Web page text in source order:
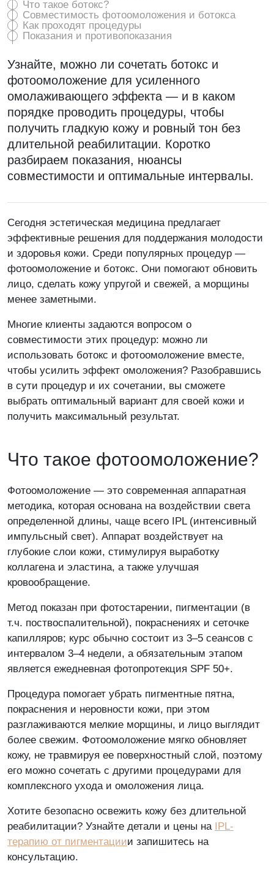
Узнайте, можно ли сочетать ботокс и
фотоомоложение для усиленного
омолаживающего эффекта — и в каком
порядке проводить процедуры, чтобы
получить гладкую кожу и ровный тон без
длительной реабилитации. Коротко
разбираем показания, нюансы
совместимости и оптимальные интервалы.
Сегодня эстетическая медицина предлагает
эффективные решения для поддержания молодости
и здоровья кожи. Среди популярных процедур —
фотоомоложение и ботокс. Они помогают обновить
лицо, сделать кожу упругой и свежей, а морщины
менее заметными.
Многие клиенты задаются вопросом о
совместимости этих процедур: можно ли
использовать ботокс и фотоомоложение вместе,
чтобы усилить эффект омоложения? Разобравшись
в сути процедур и их сочетании, вы сможете
выбрать оптимальный вариант для своей кожи и
получить максимальный результат.
Что такое фотоомоложение?
Фотоомоложение — это современная аппаратная
методика, которая основана на воздействии света
определенной длины, чаще всего IPL (интенсивный
импульсный свет). Аппарат воздействует на
глубокие слои кожи, стимулируя выработку
коллагена и эластина, а также улучшая
кровообращение.
Метод показан при фотостарении, пигментации (в
т.ч. поствоспалительной), покраснениях и сеточке
капилляров; курс обычно состоит из 3–5 сеансов с
интервалом 3–4 недели, а обязательным этапом
является ежедневная фотопротекция SPF 50+.
Процедура помогает убрать пигментные пятна,
покраснения и неровности кожи, при этом
разглаживаются мелкие морщины, и лицо выглядит
более свежим. Фотоомоложение мягко обновляет
кожу, не травмируя ее поверхностный слой, поэтому
его можно сочетать с другими процедурами для
комплексного ухода и омоложения лица.
Хотите безопасно освежить кожу без длительной
реабилитации? Узнайте детали и цены на IPL-
терапию от пигментациии запишитесь на
консультацию.
Что такое ботокс?
Совместимость фотоомоложения и ботокса
Как проходят процедуры
Показания и противопоказания
Запишитесь на
консультацию!
Если возникли вопросы, мы с радостью, и
в самые короткие сроки на них ответим!
Никакой рекламы и спама. Отправляя запрос Вы
соглашаетесь на обработкуперсональных данных. Данные
не передаются третьим лицам.
Я даю согласие на обработку персональных
данных и принимаю условия
Задайте свой вопрос
Если возникли вопросы, мы с радостью, и
в самые короткие сроки на них ответим!
Пожалуйста, представьтесь, как к Вам обращаться
Никакой рекламы и спама
Задайте свой вопрос
персональных данных. Данные не передаются третьим
лицам
Я даю согласие на обработку персональных
данных и принимаю условия